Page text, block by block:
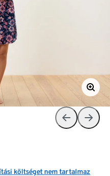
költséget nem tartalmaz